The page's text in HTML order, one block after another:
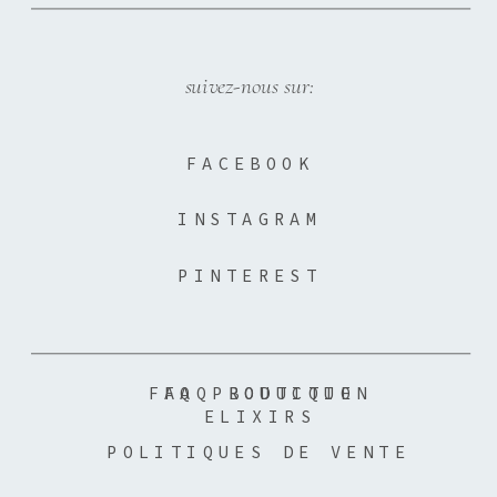
PINTEREST
INSTAGRAM
FACEBOOK
suivez-nous sur:
POLITIQUES DE VENTE
FAQ BOUTIQUE
FAQ PRODUCTION
ELIXIRS